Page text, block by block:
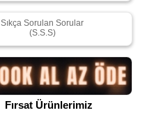
Sıkça Sorulan Sorular
(S.S.S)
Fırsat Ürünlerimiz